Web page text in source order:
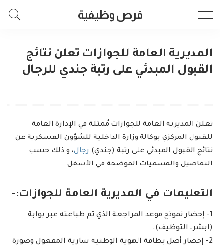
فرص وظيفية
المديرية العامة للجوازات تعلن نتائج
القبول المبدئي على رتبة جندي للرجال
تعلن المديرية العامة للجوازات مُمثلة في الإدارة العامة
للقبول المركزي بوكالة وزارة الداخلية للشؤون العسكرية عن
نتائج القبول المبدئي على رتبة (جندي) رجال، و ذلك حسب
التفاصيل والمسميات الموضحة في الأسفل
التعليمات في المديرية العامة للجوازات:-
1- إحضار نموذج موعد المراجعة الذي تم طباعته عبر بوابة
(ابشر ـ التوظيف).
2- إحضار أصل بطاقة الهوية الوطنية سارية المفعول وصورة